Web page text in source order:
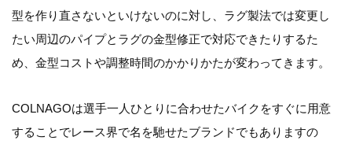
型を作り直さないといけないのに対し、ラグ製法では変更し
たい周辺のパイプとラグの金型修正で対応できたりするた
め、金型コストや調整時間のかかりかたが変わってきます。
COLNAGOは選手一人ひとりに合わせたバイクをすぐに用意
することでレース界で名を馳せたブランドでもありますの